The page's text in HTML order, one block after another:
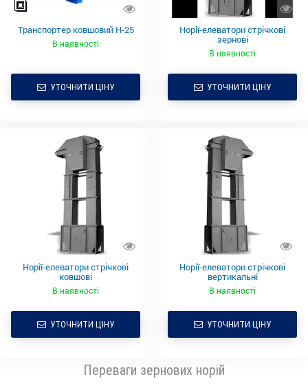
Транспортер ковшовий Н-25
В наявності
УТОЧНИТИ ЦІНУ
Норії-елеватори стрічкові
зернові
В наявності
УТОЧНИТИ ЦІНУ
Норії-елеватори стрічкові
ковшові
В наявності
УТОЧНИТИ ЦІНУ
Норії-елеватори стрічкові
вертикальні
В наявності
УТОЧНИТИ ЦІНУ
Переваги зернових норій